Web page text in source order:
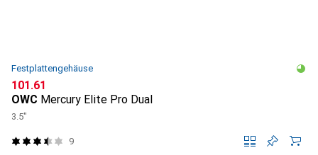
Festplattengehäuse
CHF
101.61
OWC Mercury Elite Pro Dual
3.5"
9